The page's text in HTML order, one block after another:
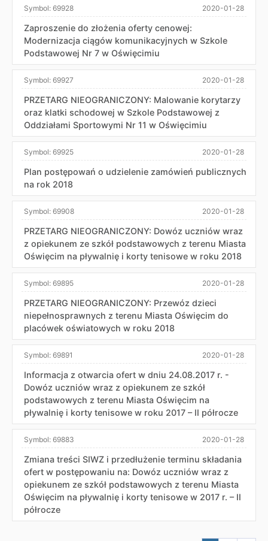
Symbol: 69928 2020-01-28
Zaproszenie do złożenia oferty cenowej:
Modernizacja ciągów komunikacyjnych w Szkole
Podstawowej Nr 7 w Oświęcimiu
Symbol: 69927 2020-01-28
PRZETARG NIEOGRANICZONY: Malowanie korytarzy
oraz klatki schodowej w Szkole Podstawowej z
Oddziałami Sportowymi Nr 11 w Oświęcimiu
Symbol: 69925 2020-01-28
Plan postępowań o udzielenie zamówień publicznych
na rok 2018
Symbol: 69908 2020-01-28
PRZETARG NIEOGRANICZONY: Dowóz uczniów wraz
z opiekunem ze szkół podstawowych z terenu Miasta
Oświęcim na pływalnię i korty tenisowe w roku 2018
Symbol: 69895 2020-01-28
PRZETARG NIEOGRANICZONY: Przewóz dzieci
niepełnosprawnych z terenu Miasta Oświęcim do
placówek oświatowych w roku 2018
Symbol: 69891 2020-01-28
Informacja z otwarcia ofert w dniu 24.08.2017 r. -
Dowóz uczniów wraz z opiekunem ze szkół
podstawowych z terenu Miasta Oświęcim na
pływalnię i korty tenisowe w roku 2017 – II półrocze
Symbol: 69883 2020-01-28
Zmiana treści SIWZ i przedłużenie terminu składania
ofert w postępowaniu na: Dowóz uczniów wraz z
opiekunem ze szkół podstawowych z terenu Miasta
Oświęcim na pływalnię i korty tenisowe w 2017 r. – II
półrocze